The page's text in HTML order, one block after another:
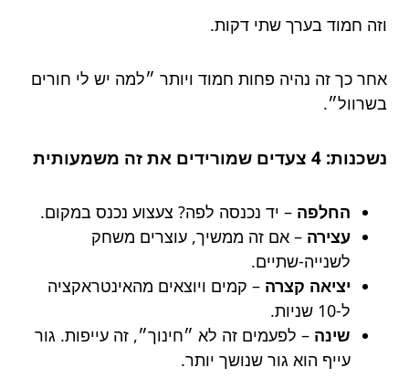
וזה חמוד בערך שתי דקות.
אחר כך זה נהיה פחות חמוד ויותר ״למה יש לי חורים
בשרוול״.
נשכנות: 4 צעדים שמורידים את זה משמעותית
החלפה – יד נכנסה לפה? צעצוע נכנס במקום.
עצירה – אם זה ממשיך, עוצרים משחק
לשנייה-שתיים.
יציאה קצרה – קמים ויוצאים מהאינטראקציה
ל-10 שניות.
שינה – לפעמים זה לא ״חינוך״, זה עייפות. גור
עייף הוא גור שנושך יותר.